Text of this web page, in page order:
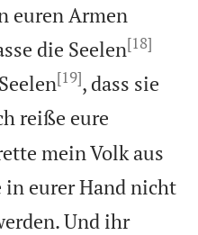
euren Armen
die Seelen[18]
[19], dass sie
reiße eure
mein Volk aus
in eurer Hand nicht
Und ihr